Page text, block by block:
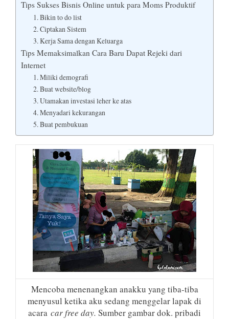
Tips Sukses Bisnis Online untuk para Moms Produktif
1. Bikin to do list
2. Ciptakan Sistem
3. Kerja Sama dengan Keluarga
Tips Memaksimalkan Cara Baru Dapat Rejeki dari
Internet
1. Miliki demografi
2. Buat website/blog
3. Utamakan investasi leher ke atas
4. Menyadari kekurangan
5. Buat pembukuan
Mencoba menenangkan anakku yang tiba-tiba
menyusul ketika aku sedang menggelar lapak di
acara car free day. Sumber gambar dok. pribadi